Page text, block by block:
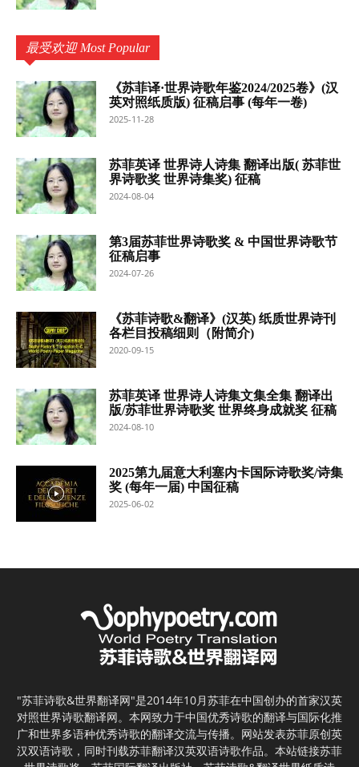
最受欢迎 Most Popular
《苏菲译·世界诗歌年鉴2024/2025卷》(汉
英对照纸质版) 征稿启事 (每年一卷)
2025-11-28
苏菲英译 世界诗人诗集 翻译出版( 苏菲世
界诗歌奖 世界诗集奖) 征稿
2024-08-04
第3届苏菲世界诗歌奖 & 中国世界诗歌节
征稿启事
2024-07-26
《苏菲诗歌&翻译》(汉英) 纸质世界诗刊
各栏目投稿细则（附简介)
2020-09-15
苏菲英译 世界诗人诗集文集全集 翻译出
版/苏菲世界诗歌奖 世界终身成就奖 征稿
2024-08-10
2025第九届意大利塞内卡国际诗歌奖/诗集
奖 (每年一届) 中国征稿
2025-06-02
"苏菲诗歌&世界翻译网"是2014年10月苏菲在中国创办的首家汉英
对照世界诗歌翻译网。本网致力于中国优秀诗歌的翻译与国际化推
广和世界多语种优秀诗歌的翻译交流与传播。网站发表苏菲原创英
汉双语诗歌，同时刊载苏菲翻译汉英双语诗歌作品。本站链接苏菲